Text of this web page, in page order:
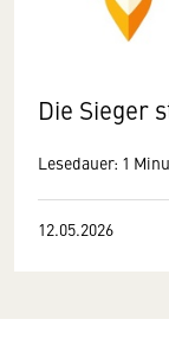
Die Sieger
Lesedauer: 1
12.05.2026